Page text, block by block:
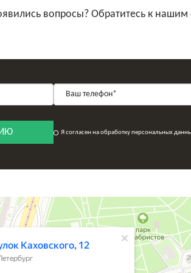
вопросы? Обратитесь к
Я согласен на обработку персональных